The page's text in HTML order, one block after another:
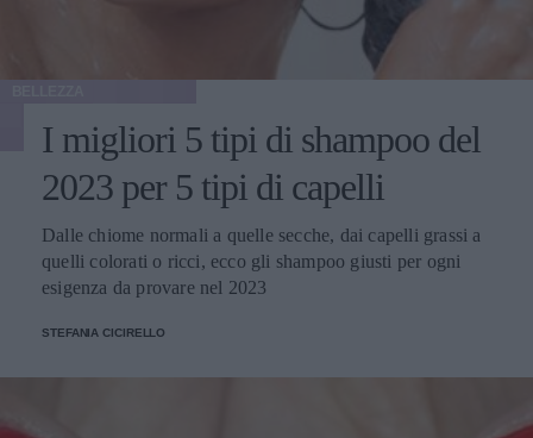
I migliori 5 tipi di shampoo del
2023 per 5 tipi di capelli
Dalle chiome normali a quelle secche, dai capelli grassi a
quelli colorati o ricci, ecco gli shampoo giusti per ogni
esigenza da provare nel 2023
STEFANIA CICIRELLO